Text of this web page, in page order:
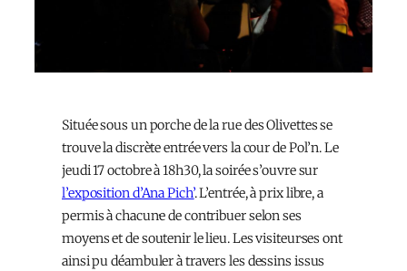
Située sous un porche de la rue des Olivettes se
trouve la discrète entrée vers la cour de Pol’n. Le
jeudi 17 octobre à 18h30, la soirée s’ouvre sur
l’exposition d’Ana Pich’. L’entrée, à prix libre, a
permis à chacun·e de contribuer selon ses
moyens et de soutenir le lieu. Les visiteur·ses ont
ainsi pu déambuler à travers les dessins issus